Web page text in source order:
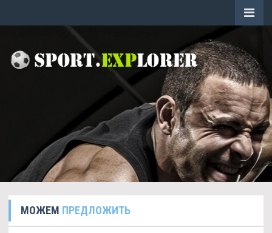
МОЖЕМ ПРЕДЛОЖИТЬ